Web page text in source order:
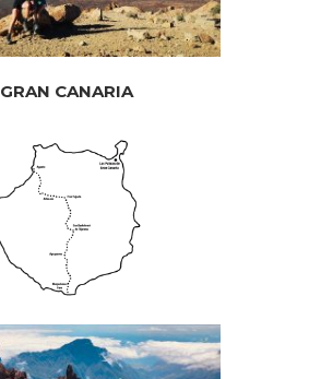
GRAN CANARIA